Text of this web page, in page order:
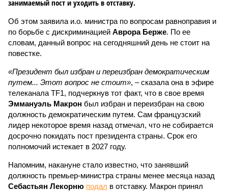
занимаемый пост и уходить в отставку.
Об этом заявила и.о. министра по вопросам равноправия и
по борьбе с дискриминацией Аврора Берже. По ее
словам, данный вопрос на сегодняшний день не стоит на
повестке.
«Президент был избран и переизбран демократическим
путем... Этот вопрос не стоит», – сказала она в эфире
телеканала TF1, подчеркнув тот факт, что в свое время
Эммануэль Макрон был избран и переизбран на свою
должность демократическим путем. Сам французский
лидер некоторое время назад отмечал, что не собирается
досрочно покидать пост президента страны. Срок его
полномочий истекает в 2027 году.
Напомним, накануне стало известно, что занявший
должность премьер-министра страны менее месяца назад
Себастьян Лекорню подал в отставку. Макрон принял